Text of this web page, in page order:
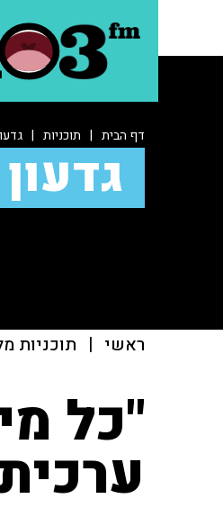
דף הבית | תוכניות |
ראשי | תוכניות
"כל